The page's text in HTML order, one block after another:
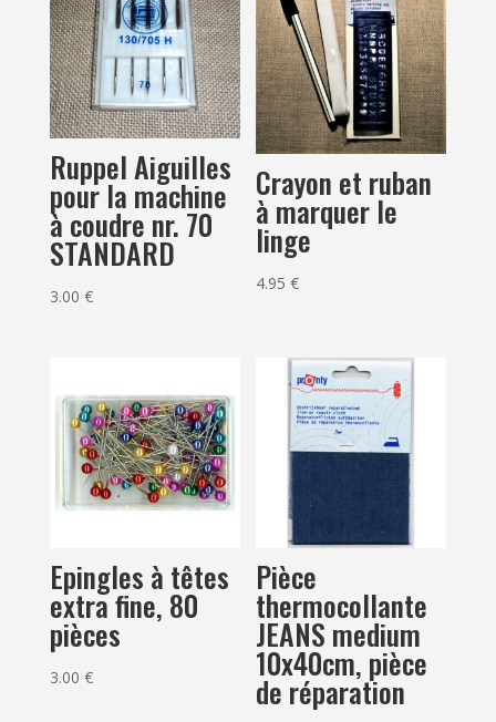
Ruppel Aiguilles
pour la machine
à coudre nr. 70
STANDARD
3.00 €
Crayon et ruban
à marquer le
linge
4.95€
Epingles à têtes
extra fine, 80
pièces
3.00 €
Pièce
thermocollante
JEANS medium
10x40cm, pièce
de réparation